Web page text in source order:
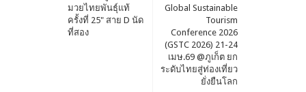
Global Sustainable
Tourism
Conference 2026
(GSTC 2026) 21-24
เมษ.69 @ภูเก็ต ยก
ระดับไทยสู่ท่องเที่ยว
ยั่งยืนโลก
มวยไทยพันธุ์แท้
ครั้งที่ 25" สาย D นัด
ที่สอง